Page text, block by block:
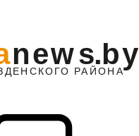
КО ГО РАЙОНА
news.by